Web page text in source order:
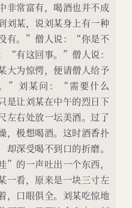
非常富有，喝酒也并不成
刘某，说刘某身上有一种
有。”僧人说：“你是不
“有这回事。”僧人说：
大为惊愕，便请僧人给予
”刘某问：“需要什么
是让刘某在中午的烈日下
左右处放一坛美酒。过了
，极想喝酒。这时酒香扑
深受喝不到口的折磨。
的一声吐出一个东西，
一看，原来是一块三寸左
，口眼俱全。刘某吃惊地